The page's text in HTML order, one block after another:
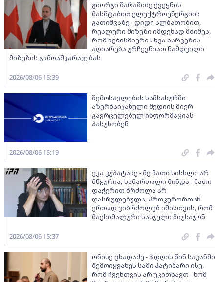
გიორგი შარაშიძე ქვეყნის
მასშტაბით ელექტროენერგიის
გათიშვაზე - დიდი ალბათობით,
რეალური მიზეზი იმდენად მძიმეა,
რომ ნებისმიერი სხვა ხარვეზის
აღიარება ურჩევნიათ ნამდვილი
მიზეზის გამოაშკარავებას
2026/08/06 15:39
შემოსავლების სამსახურში
აზერბაიჯანული მედიის მიერ
გავრცელებულ ინფორმაციას
პასუხობენ
2026/08/06 15:19
ეკა კუპატაძე - მე მათი სისხლი არ
მწყურია, სამართალი მინდა - მათი
დაჭერით ბრძოლა არ
დასრულებულა, პროკურორთან
ერთად ვიბრძოლებ იმისთვის, რომ
მაქსიმალური სასჯელი მიუსაჯონ
2026/08/06 15:37
ონისე ცხადაძე - 3 დღის წინ საკანში
შემოიყვანეს სამი პატიმარი ისე,
რომ ჩვენთვის არ უკითხავთ - ხომ